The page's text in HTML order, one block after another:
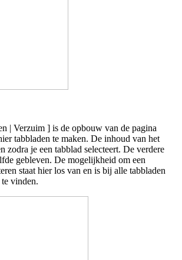
| Verzuim ] is de opbouw van de pagina
tabbladen te maken. De inhoud van het
zodra je een tabblad selecteert. De verdere
gebleven. De mogelijkheid om een
staat hier los van en is bij alle tabbladen
vinden.